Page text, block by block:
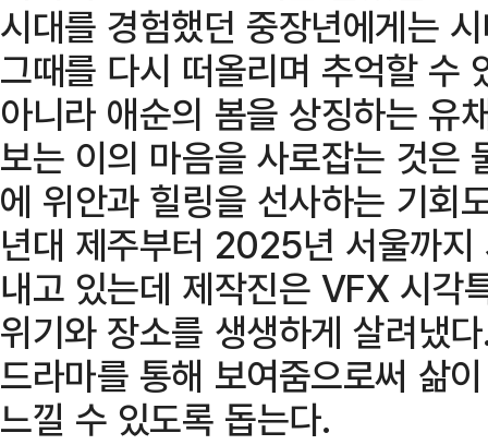
시대를 경험했던 중장년에게는
그때를 다시 떠올리며 추억할 수
아니라 애순의 봄을 상징하는 유
보는 이의 마음을 사로잡는 것은
에 위안과 힐링을 선사하는 기
년대 제주부터 2025년 서울까
내고 있는데 제작진은 VFX 시각
위기와 장소를 생생하게 살려냈
드라마를 통해 보여줌으로써 삶
느낄 수 있도록 돕는다.